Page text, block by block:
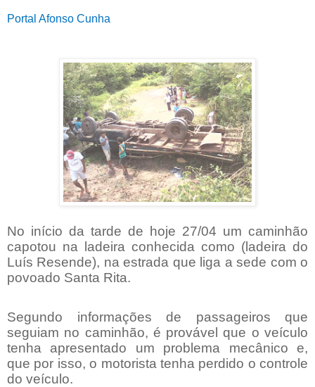
Portal Afonso Cunha
No início da tarde de hoje 27/04 um caminhão
capotou na ladeira conhecida como (ladeira do
Luís Resende), na estrada que liga a sede com o
povoado Santa Rita.
Segundo informações de passageiros que
seguiam no caminhão, é provável que o veículo
tenha apresentado um problema mecânico e,
que por isso, o motorista tenha perdido o controle
do veículo.